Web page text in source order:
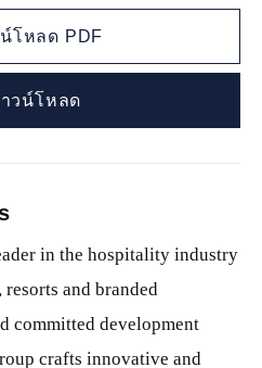
โหลด PDF
วน์โหลด
in the hospitality industry
and branded
committed development
crafts innovative and